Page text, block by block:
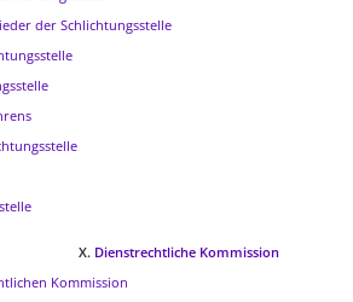
der Schlichtungsstelle
X. Dienstrechtliche Kommission
Kommission